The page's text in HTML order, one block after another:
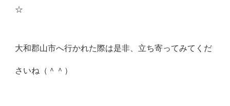
☆
大和郡山市へ行かれた際は是非、立ち寄ってみてくだ
さいね（＾＾）